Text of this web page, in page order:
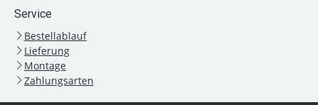
Service
Bestellablauf
Lieferung
Montage
Zahlungsarten